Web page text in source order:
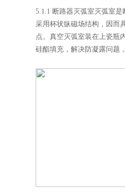
5.1.1 断路器灭弧室灭弧室
采用杯状纵磁场结构，因而
点。真空灭弧室装在上瓷瓶
硅酯填充，解决防凝露问题